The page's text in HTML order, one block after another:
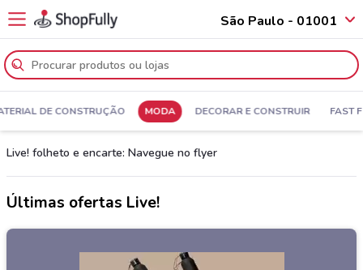
São Paulo - 01001
DE CONSTRUÇÃO MODA DECORAR E CONSTRUIR FAST
Live! folheto e encarte: Navegue no flyer
Últimas ofertas Live!